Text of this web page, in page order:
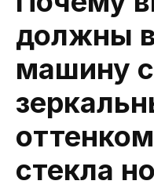
должны
машину с
стекла